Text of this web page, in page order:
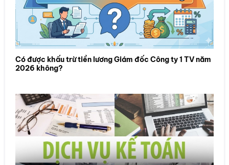
Có được khấu trừ tiền lương Giám đốc Công ty 1 TV năm
2026 không?